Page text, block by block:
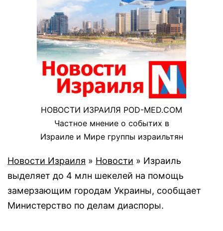
НОВОСТИ ИЗРАИЛЯ POD-MED.COM
Частное мнение о событих в
Израиле и Мире группы израильтян
Новости Израиля » Новости » Израиль
выделяет до 4 млн шекелей на помощь
замерзающим городам Украины, сообщает
Министерство по делам диаспоры.